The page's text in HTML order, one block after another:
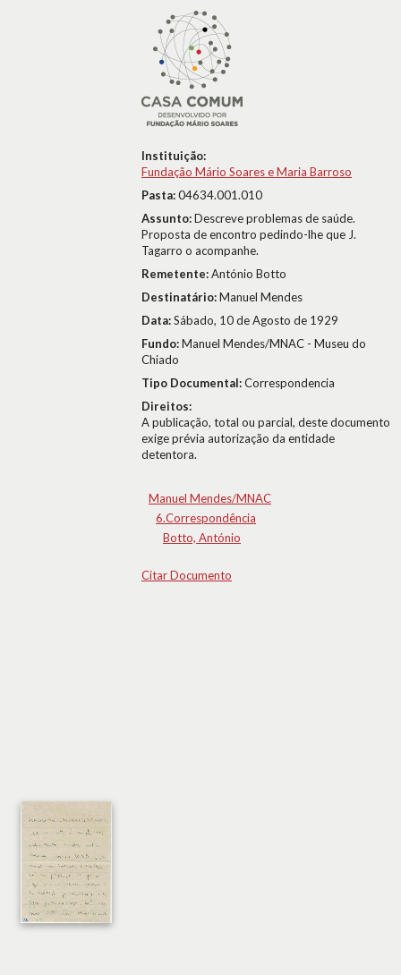
Instituição:
Fundação Mário Soares e Maria Barroso
Pasta:04634.001.010
Assunto:Descreve problemas de saúde.
Proposta de encontro pedindo-lhe que J.
Tagarro o acompanhe.
Remetente:António Botto
Destinatário:Manuel Mendes
Data:Sábado, 10 de Agosto de 1929
Fundo:Manuel Mendes/MNAC - Museu do
Chiado
Tipo Documental:Correspondencia
Direitos:
A publicação, total ou parcial, deste documento
exige prévia autorização da entidade
detentora.
Manuel Mendes/MNAC
6.Correspondência
Botto, António
Citar Documento